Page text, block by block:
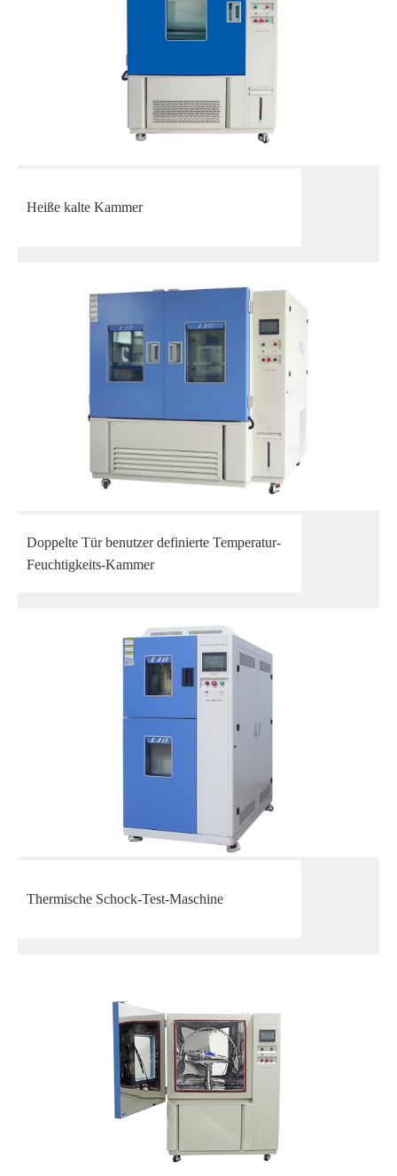
Heiße kalte Kammer
Doppelte Tür benutzer definierte Temperatur-
Feuchtigkeits-Kammer
Thermische Schock-Test-Maschine